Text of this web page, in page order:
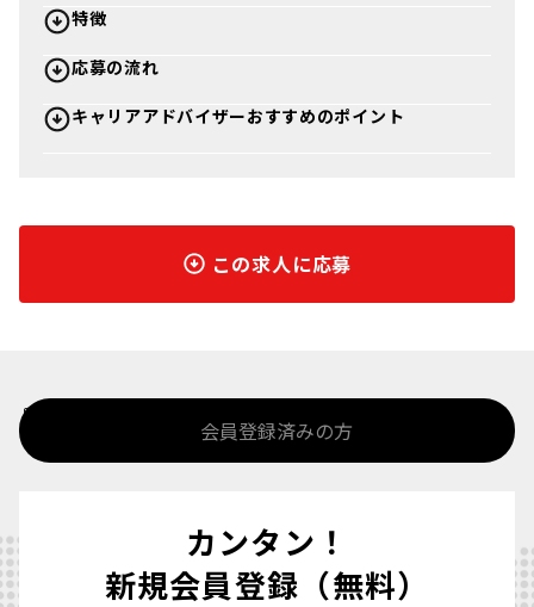
特徴
応募の流れ
キャリアアドバイザーおすすめのポイント
この求人に応募
%>
会員登録済みの方
カンタン！
新規会員登録（無料）